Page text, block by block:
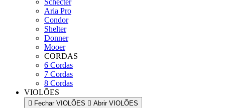
Aria Pro
Condor
Shelter
Donner
Mooer
CORDAS
6 Cordas
7 Cordas
8 Cordas
VIOLÕES
Fechar VIOLÕES Abrir VIOLÕES